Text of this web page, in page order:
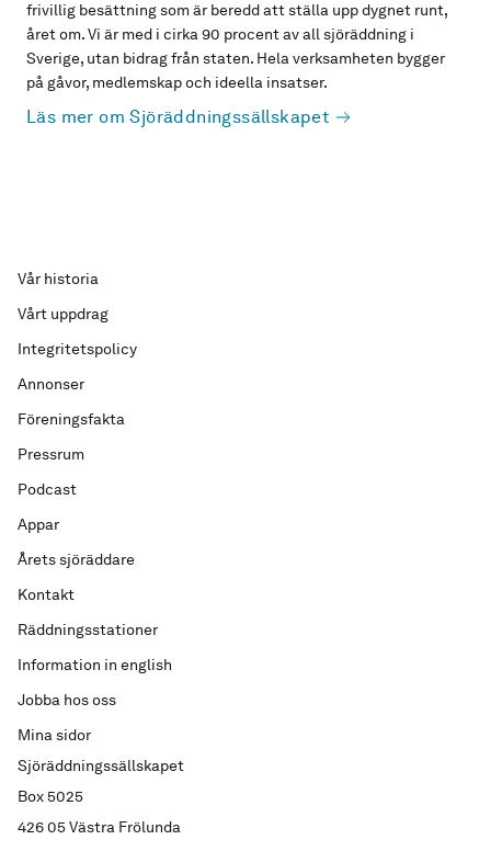
frivillig besättning som är beredd att ställa upp dygnet runt,
året om. Vi är med i cirka 90 procent av all sjöräddning i
Sverige, utan bidrag från staten. Hela verksamheten bygger
på gåvor, medlemskap och ideella insatser.
Läs mer om Sjöräddningssällskapet
Sjöräddningssällskapet
Box 5025
426 05 Västra Frölunda
Vår historia
Vårt uppdrag
Integritetspolicy
Annonser
Föreningsfakta
Pressrum
Podcast
Appar
Årets sjöräddare
Kontakt
Räddningsstationer
Information in english
Jobba hos oss
Mina sidor